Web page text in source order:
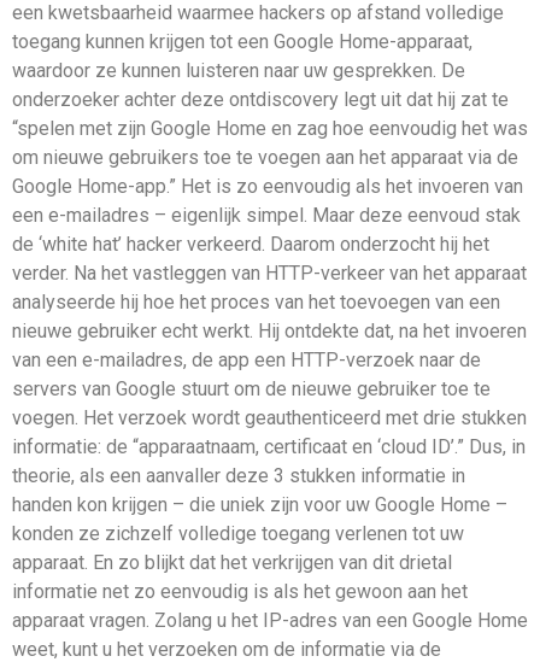
een kwetsbaarheid waarmee hackers op afstand volledige
toegang kunnen krijgen tot een Google Home-apparaat,
waardoor ze kunnen luisteren naar uw gesprekken. De
onderzoeker achter deze ontdiscovery legt uit dat hij zat te
“spelen met zijn Google Home en zag hoe eenvoudig het was
om nieuwe gebruikers toe te voegen aan het apparaat via de
Google Home-app.” Het is zo eenvoudig als het invoeren van
een e-mailadres – eigenlijk simpel. Maar deze eenvoud stak
de ‘white hat’ hacker verkeerd. Daarom onderzocht hij het
verder. Na het vastleggen van HTTP-verkeer van het apparaat
analyseerde hij hoe het proces van het toevoegen van een
nieuwe gebruiker echt werkt. Hij ontdekte dat, na het invoeren
van een e-mailadres, de app een HTTP-verzoek naar de
servers van Google stuurt om de nieuwe gebruiker toe te
voegen. Het verzoek wordt geauthenticeerd met drie stukken
informatie: de “apparaatnaam, certificaat en ‘cloud ID’.” Dus, in
theorie, als een aanvaller deze 3 stukken informatie in
handen kon krijgen – die uniek zijn voor uw Google Home –
konden ze zichzelf volledige toegang verlenen tot uw
apparaat. En zo blijkt dat het verkrijgen van dit drietal
informatie net zo eenvoudig is als het gewoon aan het
apparaat vragen. Zolang u het IP-adres van een Google Home
weet, kunt u het verzoeken om de informatie via de